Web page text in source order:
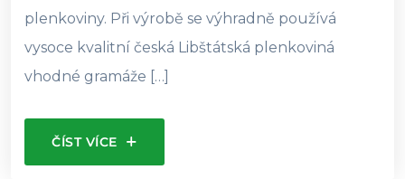
plenkoviny. Při výrobě se výhradně používá
vysoce kvalitní česká Libštátská plenkoviná
vhodné gramáže […]
ČÍST VÍCE